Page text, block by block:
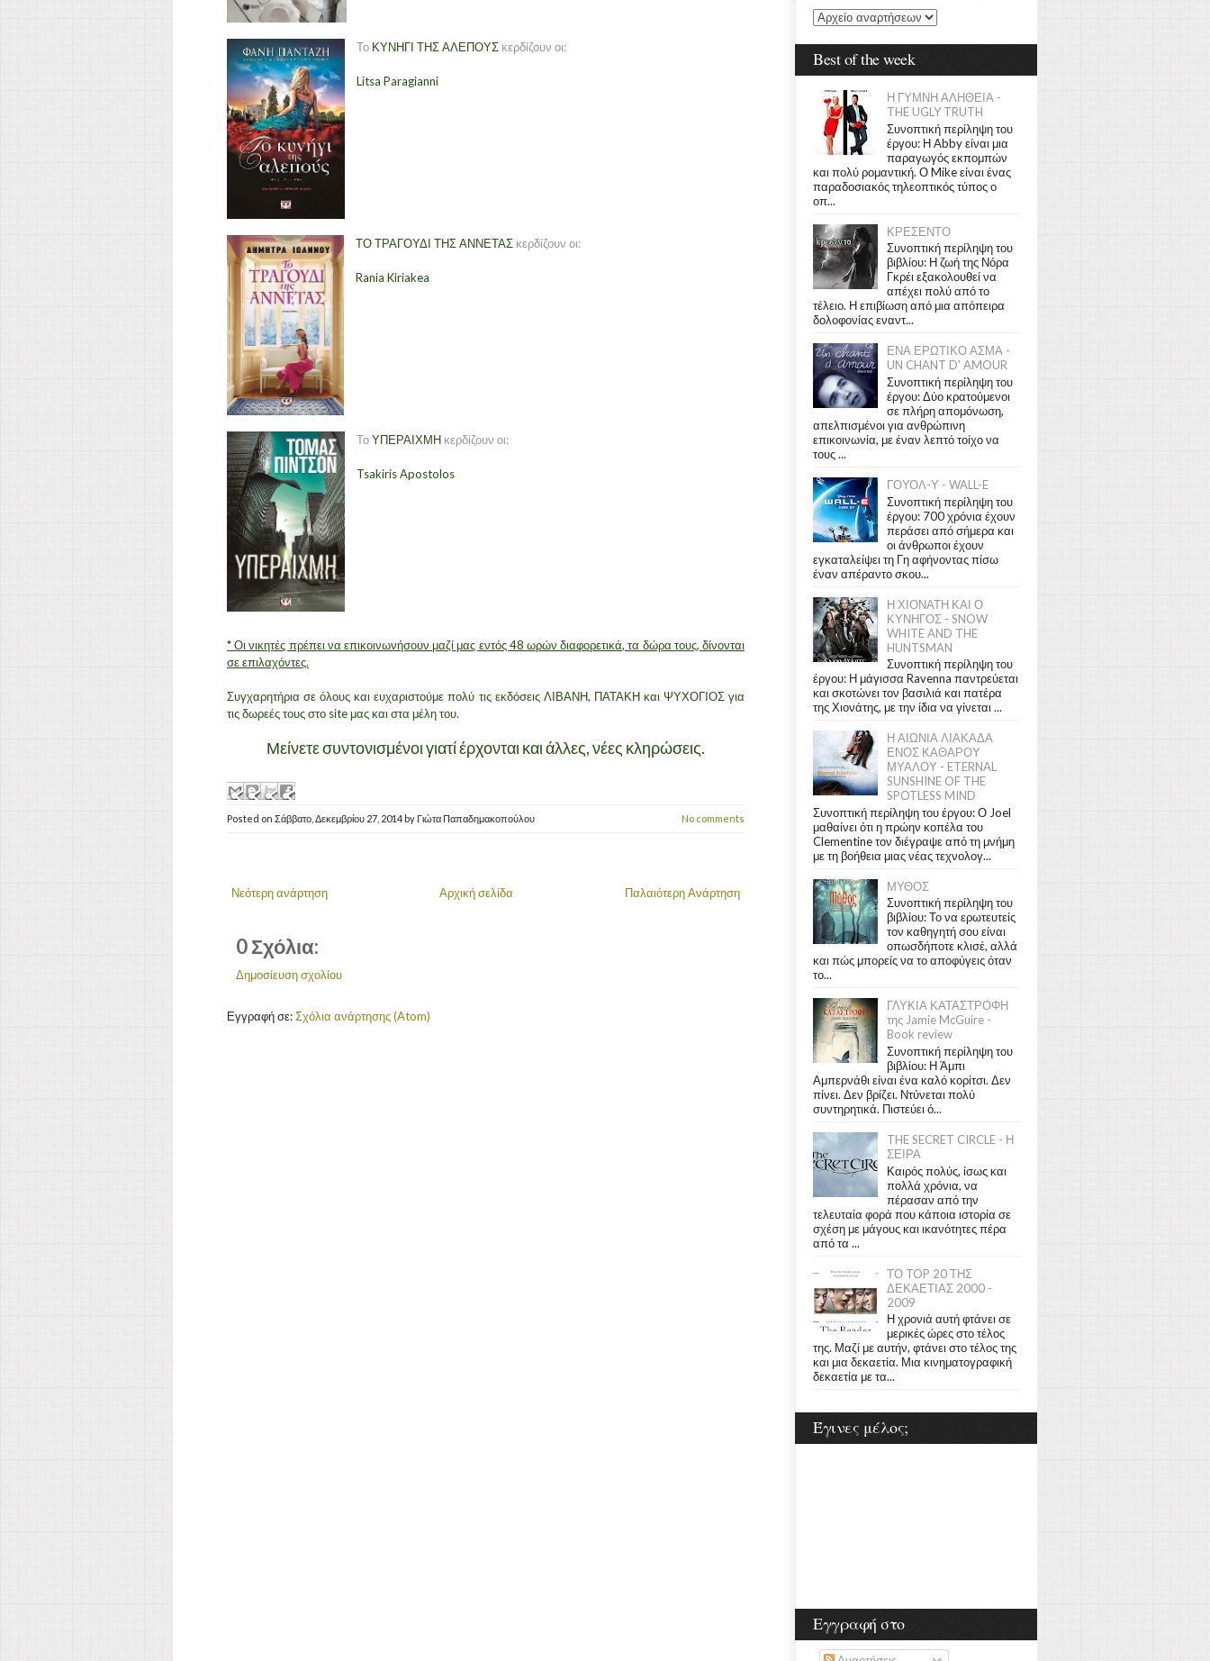
Το ΚΥΝΗΓΙ ΤΗΣ ΑΛΕΠΟΥΣ κερδίζουν οι:
Litsa Paragianni
ΤΟ ΤΡΑΓΟΥΔΙ ΤΗΣ ΑΝΝΕΤΑΣ κερδίζουν οι:
Rania Kiriakea
ΤοΥΠΕΡΑΙΧΜΗ κερδίζουν οι:
Tsakiris Apostolos
* Οι νικητές πρέπει να επικοινωνήσουν μαζί μας εντός 48 ωρών διαφορετικά, τα δώρα τους, δίνονται
σε επιλαχόντες.
Συγχαρητήρια σε όλους και ευχαριστούμε πολύ τις εκδόσεις ΛΙΒΑΝΗ, ΠΑΤΑΚΗ και ΨΥΧΟΓΙΟΣ για
τις δωρεές τους στο site μας και στα μέλη του.
Μείνετε συντονισμένοι γιατί έρχονται και άλλες, νέες κληρώσεις.
Posted on Σάββατο, Δεκεμβρίου 27, 2014 by Γιώτα Παπαδημακοπούλου No comments
Νεότερη ανάρτηση Παλαιότερη Ανάρτηση
Αρχική σελίδα
0 Σχόλια:
Δημοσίευση σχολίου
Εγγραφή σε:Σχόλια ανάρτησης (Atom)
Best of the week
Η ΓΥΜΝΗ ΑΛΗΘΕΙΑ -
THE UGLY TRUTH
Συνοπτική περίληψη του
έργου: Η Abby είναι μια
παραγωγός εκπομπών
και πολύ ρομαντική. Ο Mike είναι ένας
παραδοσιακός τηλεοπτικός τύπος ο
οπ...
ΚΡΕΣΕΝΤΟ
Συνοπτική περίληψη του
βιβλίου: Η ζωή της Νόρα
Γκρέι εξακολουθεί να
απέχει πολύ από το
τέλειο. Η επιβίωση από μια απόπειρα
δολοφονίας εναντ...
ΕΝΑ ΕΡΩΤΙΚΟ ΑΣΜΑ -
UN CHANT D' AMOUR
Συνοπτική περίληψη του
έργου: Δύο κρατούμενοι
σε πλήρη απομόνωση,
απελπισμένοι για ανθρώπινη
επικοινωνία, με έναν λεπτό τοίχο να
τους ...
ΓΟΥΟΛ-Υ - WALL-E
Συνοπτική περίληψη του
έργου: 700 χρόνια έχουν
περάσει από σήμερα και
οι άνθρωποι έχουν
εγκαταλείψει τη Γη αφήνοντας πίσω
έναν απέραντο σκου...
Η ΧΙΟΝΑΤΗ ΚΑΙ Ο
ΚΥΝΗΓΟΣ - SNOW
WHITE AND THE
HUNTSMAN
Συνοπτική περίληψη του
έργου: Η μάγισσα Ravenna παντρεύεται
και σκοτώνει τον βασιλιά και πατέρα
της Χιονάτης, με την ίδια να γίνεται ...
Η ΑΙΩΝΙΑ ΛΙΑΚΑΔΑ
ΕΝΟΣ ΚΑΘΑΡΟΥ
ΜΥΑΛΟΥ - ETERNAL
SUNSHINE OF THE
SPOTLESS MIND
Συνοπτική περίληψη του έργου: Ο Joel
μαθαίνει ότι η πρώην κοπέλα του
Clementine τον διέγραψε από τη μνήμη
με τη βοήθεια μιας νέας τεχνολογ...
ΜΥΘΟΣ
Συνοπτική περίληψη του
βιβλίου: Το να ερωτευτείς
τον καθηγητή σου είναι
οπωσδήποτε κλισέ, αλλά
και πώς μπορείς να το αποφύγεις όταν
το...
ΓΛΥΚΙΑ ΚΑΤΑΣΤΡΟΦΗ
της Jamie McGuire -
Book review
Συνοπτική περίληψη του
βιβλίου: Η Άμπι
Αμπερνάθι είναι ένα καλό κορίτσι. Δεν
πίνει. Δεν βρίζει. Ντύνεται πολύ
συντηρητικά. Πιστεύει ό...
THE SECRET CIRCLE - Η
ΣΕΙΡΑ
Καιρός πολύς, ίσως και
πολλά χρόνια, να
πέρασαν από την
τελευταία φορά που κάποια ιστορία σε
σχέση με μάγους και ικανότητες πέρα
από τα ...
ΤΟ TOP 20 ΤΗΣ
ΔΕΚΑΕΤΙΑΣ 2000 -
2009
Η χρονιά αυτή φτάνει σε
μερικές ώρες στο τέλος
της. Μαζί με αυτήν, φτάνει στο τέλος της
και μια δεκαετία. Μια κινηματογραφική
δεκαετία με τα...
Έγινες μέλος;
Εγγραφή στο